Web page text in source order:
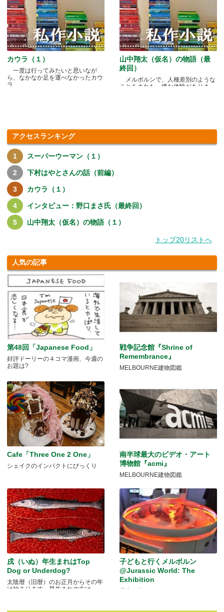
カウラ（１）
一度は行ってみたいと思いなが
ら、なかなか足を運べなかったカウ
ラ.....
山中翔太（仮名）の物語（最
終回）
メルボルンで、人種差別のような
ことをされた、嫌な体験がありま
アクセスランキング
スーパーウーマン（１）
下村はやとさんの話（前編）
カウラ（１）
インタビュー：野口まさ氏（最終回）
山中翔太（仮名）の物語（１）
トップ20リストへ
人気の記事
第48回「Japanese Food」
好評ドーリーの４コマ漫画、今週の
お題は?
戦争記念館『Shrine of
Remembrance』
MELBOURNE建物図鑑
Cafe「Three One 2 One」
シェイクのインパクトにびっくり
南半球最大のビデオ・アート
博物館『acmi』
MELBOURNE建物図鑑
戌（いぬ）年生まれはTop
Dog or Underdog?
太陰暦（旧暦）のお正月からその年
は始まります。早生まれの方は.....
子どもと行くメルボルン
@Jurassic World: The
Exhibition